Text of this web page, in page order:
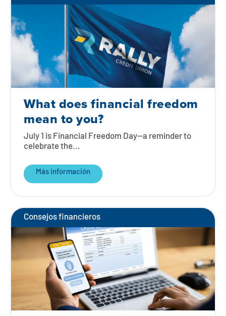
What does financial freedom
mean to you?
July 1 is Financial Freedom Day—a reminder to
celebrate the...
Más información
Consejos financieros